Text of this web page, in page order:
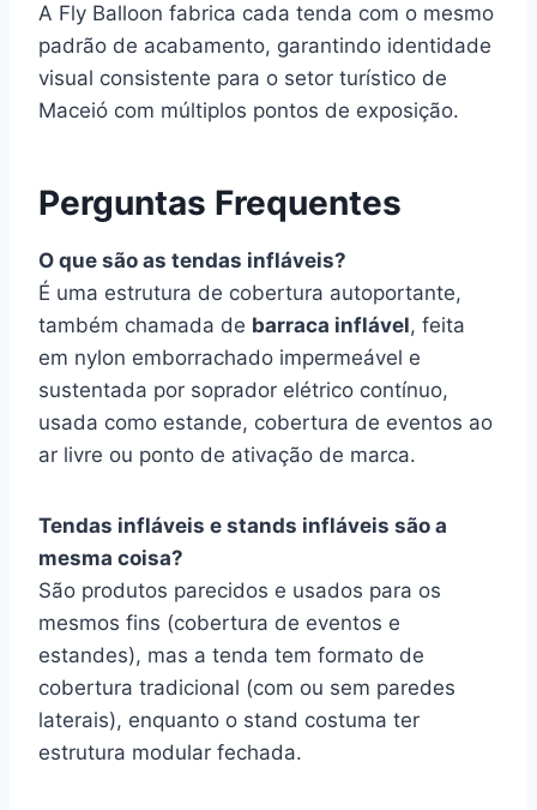
A Fly Balloon fabrica cada tenda com o mesmo
padrão de acabamento, garantindo identidade
visual consistente para o setor turístico de
Maceió com múltiplos pontos de exposição.
Perguntas Frequentes
O que são as tendas infláveis?
É uma estrutura de cobertura autoportante,
também chamada de barraca inflável, feita
em nylon emborrachado impermeável e
sustentada por soprador elétrico contínuo,
usada como estande, cobertura de eventos ao
ar livre ou ponto de ativação de marca.
Tendas infláveis e stands infláveis são a
mesma coisa?
São produtos parecidos e usados para os
mesmos fins (cobertura de eventos e
estandes), mas a tenda tem formato de
cobertura tradicional (com ou sem paredes
laterais), enquanto o stand costuma ter
estrutura modular fechada.